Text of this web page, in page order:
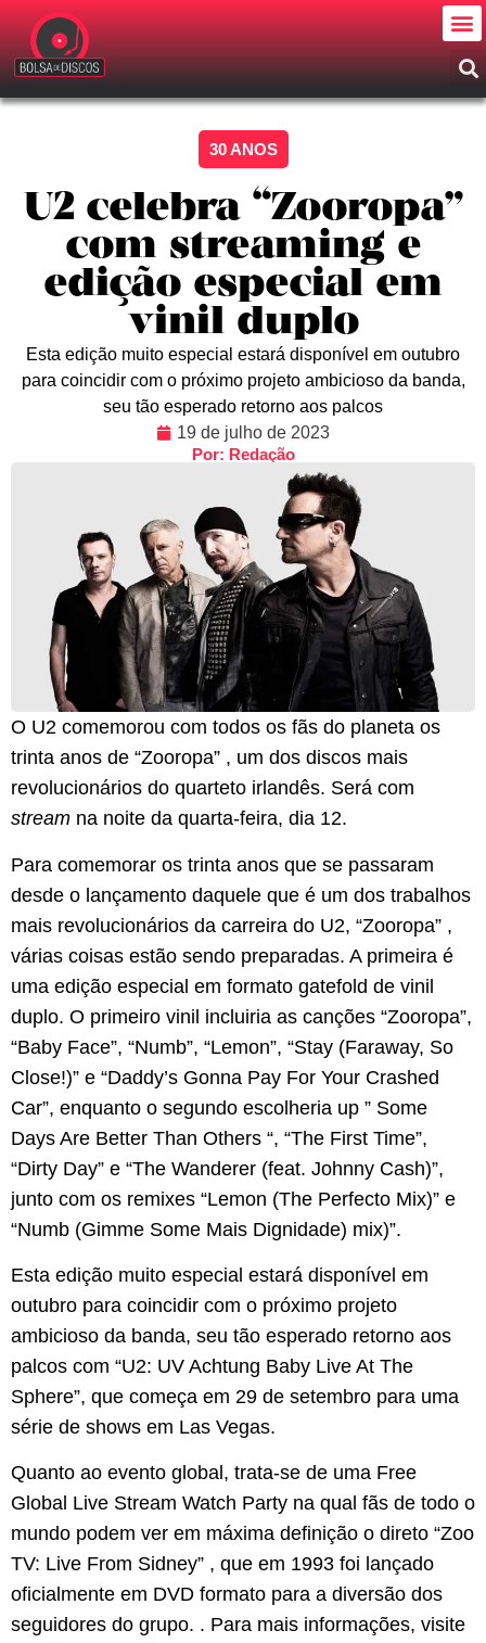
30 ANOS
U2 celebra “Zooropa”
com streaming e
edição especial em
vinil duplo
Esta edição muito especial estará disponível em outubro
para coincidir com o próximo projeto ambicioso da banda,
seu tão esperado retorno aos palcos
19 de julho de 2023
Por: Redação
O U2 comemorou com todos os fãs do planeta os
trinta anos de “Zooropa” , um dos discos mais
revolucionários do quarteto irlandês. Será com
stream na noite da quarta-feira, dia 12.
Para comemorar os trinta anos que se passaram
desde o lançamento daquele que é um dos trabalhos
mais revolucionários da carreira do U2, “Zooropa” ,
várias coisas estão sendo preparadas. A primeira é
uma edição especial em formato gatefold de vinil
duplo. O primeiro vinil incluiria as canções “Zooropa”,
“Baby Face”, “Numb”, “Lemon”, “Stay (Faraway, So
Close!)” e “Daddy’s Gonna Pay For Your Crashed
Car”, enquanto o segundo escolheria up ” Some
Days Are Better Than Others “, “The First Time”,
“Dirty Day” e “The Wanderer (feat. Johnny Cash)”,
junto com os remixes “Lemon (The Perfecto Mix)” e
“Numb (Gimme Some Mais Dignidade) mix)”.
Esta edição muito especial estará disponível em
outubro para coincidir com o próximo projeto
ambicioso da banda, seu tão esperado retorno aos
palcos com “U2: UV Achtung Baby Live At The
Sphere”, que começa em 29 de setembro para uma
série de shows em Las Vegas.
Quanto ao evento global, trata-se de uma Free
Global Live Stream Watch Party na qual fãs de todo o
mundo podem ver em máxima definição o direto “Zoo
TV: Live From Sidney” , que em 1993 foi lançado
oficialmente em DVD formato para a diversão dos
seguidores do grupo. . Para mais informações, visite